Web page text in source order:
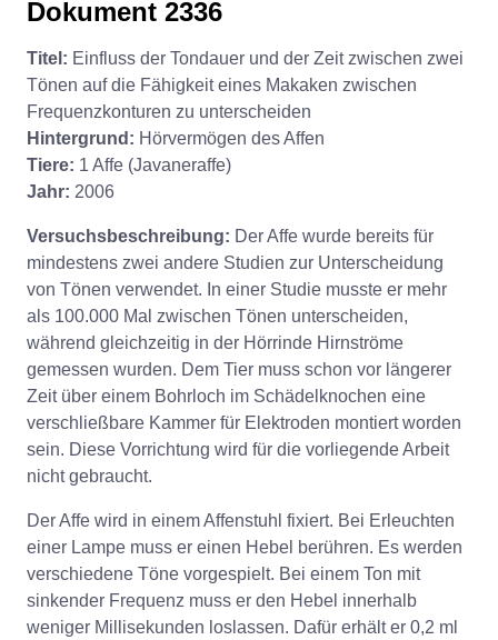
Dokument 2336
Titel: Einfluss der Tondauer und der Zeit zwischen zwei
Tönen auf die Fähigkeit eines Makaken zwischen
Frequenzkonturen zu unterscheiden
Hintergrund: Hörvermögen des Affen
Tiere: 1 Affe (Javaneraffe)
Jahr: 2006
Versuchsbeschreibung: Der Affe wurde bereits für
mindestens zwei andere Studien zur Unterscheidung
von Tönen verwendet. In einer Studie musste er mehr
als 100.000 Mal zwischen Tönen unterscheiden,
während gleichzeitig in der Hörrinde Hirnströme
gemessen wurden. Dem Tier muss schon vor längerer
Zeit über einem Bohrloch im Schädelknochen eine
verschließbare Kammer für Elektroden montiert worden
sein. Diese Vorrichtung wird für die vorliegende Arbeit
nicht gebraucht.
Der Affe wird in einem Affenstuhl fixiert. Bei Erleuchten
einer Lampe muss er einen Hebel berühren. Es werden
verschiedene Töne vorgespielt. Bei einem Ton mit
sinkender Frequenz muss er den Hebel innerhalb
weniger Millisekunden loslassen. Dafür erhält er 0,2 ml